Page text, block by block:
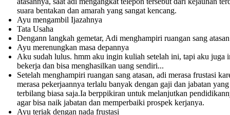
suara bentakan dan amarah yang sangat kencang.
Ayu mengambil Ijazahnya
Tata Usaha
Dengann langkah gemetar, Adi menghampiri ruangan sang atasan
Ayu merenungkan masa depannya
Aku sudah lulus. hmm aku ingin kuliah setelah ini, tapi aku juga
bekerja dan bisa menghasilkan uang sendiri...
Setelah menghampiri ruangan sang atasan, adi merasa frustasi
merasa pekerjaannya terlalu banyak dengan gaji dan jabatan yang
terbilang biasa saja.Ia berppikiran untuk melanjutkan
agar bisa naik jabatan dan memperbaiki prospek kerjanya.
Ayu teriak dengan nada frustasi